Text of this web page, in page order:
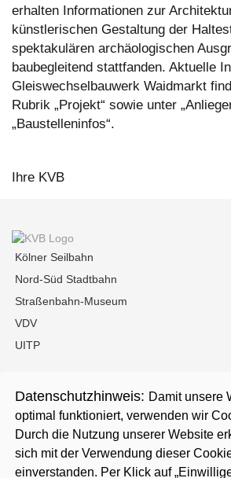
Datenschutzhinweis: Damit unsere
optimal funktioniert, verwenden wir
Durch die Nutzung unserer Website
sich mit der Verwendung dieser
einverstanden. Per Klick auf
erhalten Informationen zur
künstlerischen Gestaltung der
spektakulären archäologischen
baubegleitend stattfanden. Aktuelle
Gleiswechselbauwerk Waidmarkt
Rubrik „Projekt“ sowie unter
„Baustelleninfos“.
Ihre KVB
Kölner Seilbahn
Nord-Süd Stadtbahn
Straßenbahn-Museum
VDV
UITP
Kontakt
Presse